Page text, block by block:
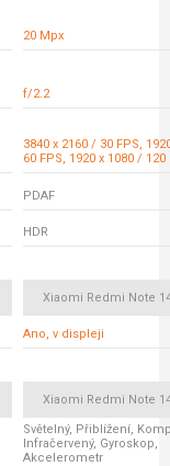
20 Mpx
f/2.2
3840 x 2160 / 30 FPS,
60 FPS, 1920 x 1080 / 120
PDAF
HDR
Xiaomi Redmi Note
Ano, v displeji
Xiaomi Redmi Note
Světelný, Přiblížení,
Infračervený, Gyroskop,
Akcelerometr